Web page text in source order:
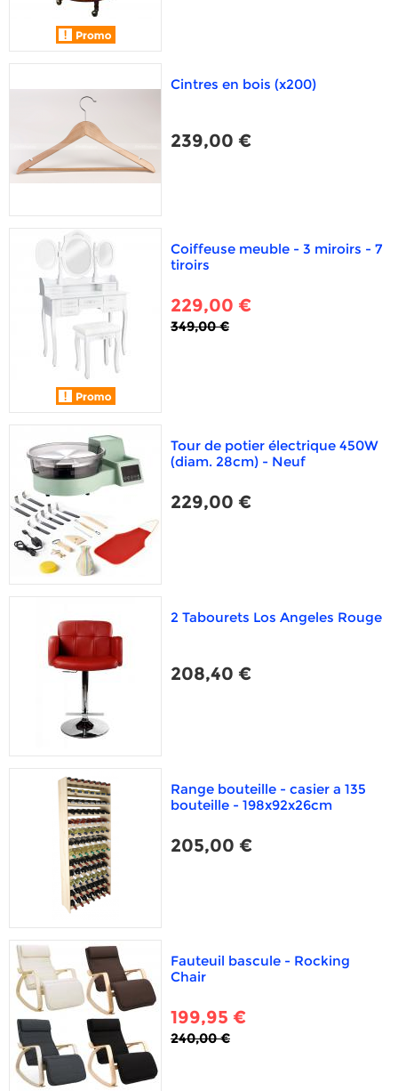
Cintres en bois (x200)
239,00 €
Coiffeuse meuble - 3 miroirs - 7
tiroirs
229,00 €
349,00 €
Tour de potier électrique 450W
(diam. 28cm) - Neuf
229,00 €
2 Tabourets Los Angeles Rouge
208,40 €
Range bouteille - casier a 135
bouteille - 198x92x26cm
205,00 €
Fauteuil bascule - Rocking
Chair
199,95 €
240,00 €